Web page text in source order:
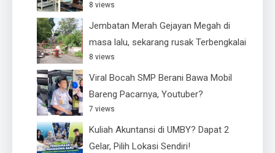
8 views
Jembatan Merah Gejayan Megah di
masa lalu, sekarang rusak Terbengkalai
8 views
Viral Bocah SMP Berani Bawa Mobil
Bareng Pacarnya, Youtuber?
7 views
Kuliah Akuntansi di UMBY? Dapat 2
Gelar, Pilih Lokasi Sendiri!